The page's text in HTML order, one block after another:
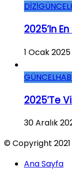
DİZİGÜNCEL
2025’in
1 Ocak 2025
GÜNCEL
2025’te
30 Aralık
© Copyright 2021
Ana Sayfa